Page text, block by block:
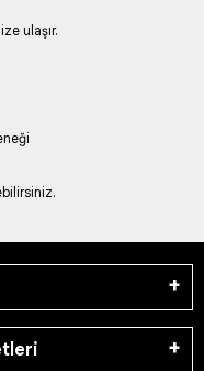
ulaşır.